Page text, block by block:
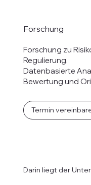
Forschung
Forschung zu
Regulierung.
Datenbasierte
Bewertung und
Termin
Darin liegt der